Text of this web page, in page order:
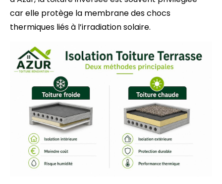
car elle protège la membrane des chocs
thermiques liés à l’irradiation solaire.